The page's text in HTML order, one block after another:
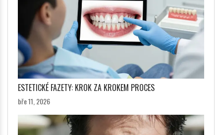
ESTETICKÉ FAZETY: KROK ZA KROKEM PROCES
bře 11, 2026